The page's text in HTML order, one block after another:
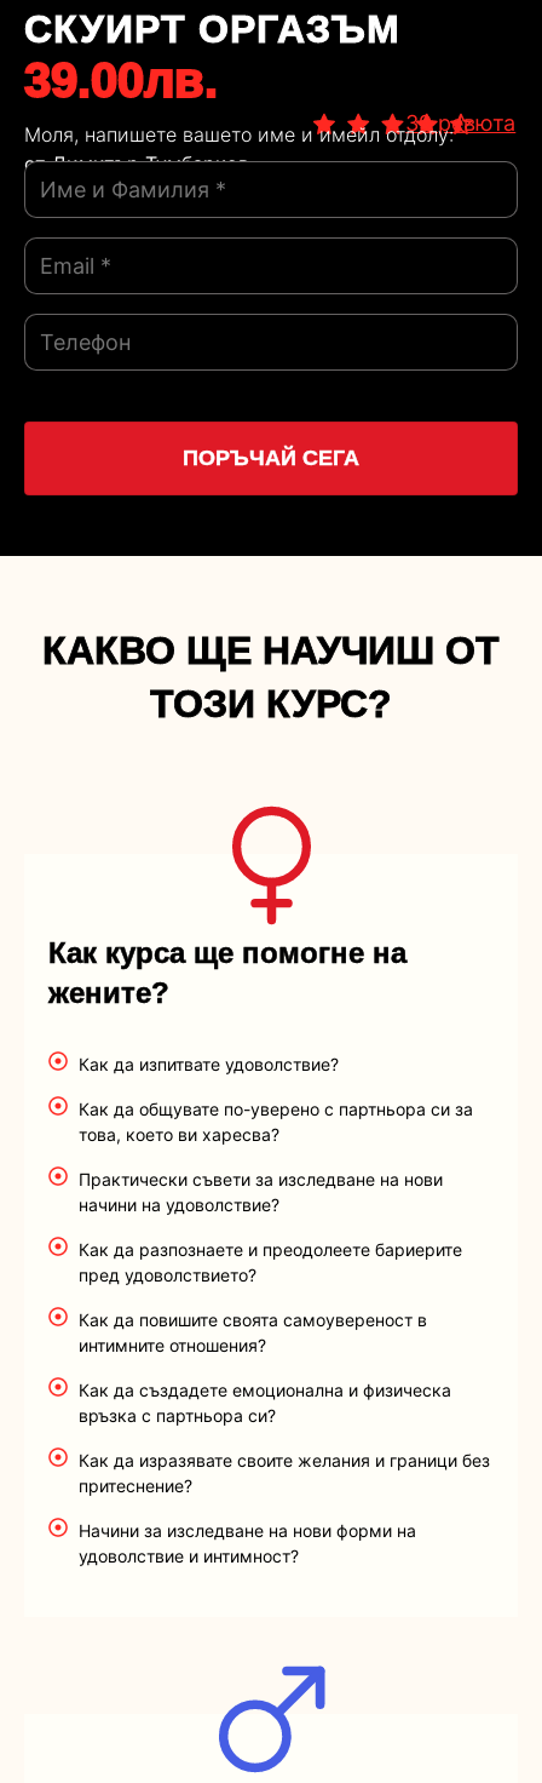
СКУИРТ ОРГАЗЪМ
от Димитър Тумбарков
39 ревюта
39.00лв.
Моля, напишете вашeтo име и имейл отдолу:
ПОРЪЧАЙ СЕГА
КАКВО ЩЕ НАУЧИШ ОТ
ТОЗИ КУРС?
Как курса ще помогне на
жените?
Как да изпитвате удоволствие?
Как да общувате по-уверено с партньора си за
това, което ви харесва?
Практически съвети за изследване на нови
начини на удоволствие?
Как да разпознаете и преодолеете бариерите
пред удоволствието?
Как да повишите своята самоувереност в
интимните отношения?
Как да създадете емоционална и физическа
връзка с партньора си?
Как да изразявате своите желания и граници без
притеснение?
Начини за изследване на нови форми на
удоволствие и интимност?